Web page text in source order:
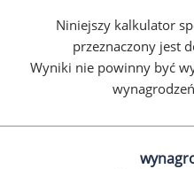
Niniejszy kalkulator
przeznaczony jest
Wyniki nie powinny być